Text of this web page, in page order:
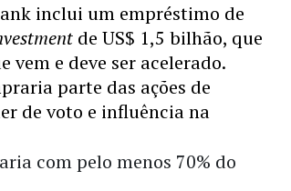
inclui um empréstimo de
de US$ 1,5 bilhão, que
vem e deve ser acelerado.
parte das ações de
de voto e influência na
com pelo menos 70% do